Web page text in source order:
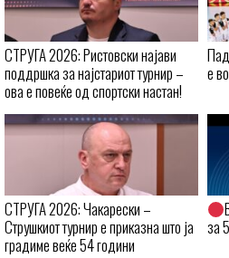
СТРУГА 2026: Ристовски најави
поддршка за најстариот турнир –
ова е повеќе од спортски настан!
е
СТРУГА 2026: Чакарески –
Струшкиот турнир е приказна што ја
градиме веќе 54 години
за